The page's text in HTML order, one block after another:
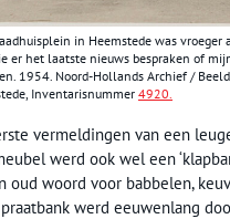
in Heemstede was vroeger
er het laatste nieuws bespraken of
1954. Noord-Hollands Archief /
Inventarisnummer 4920.
vermeldingen van een
werd ook wel een
oud woord voor babbelen,
werd eeuwenlang